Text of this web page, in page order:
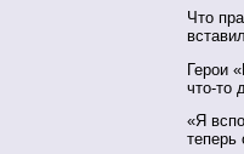
Что
Герои
что-то
«Я
теперь